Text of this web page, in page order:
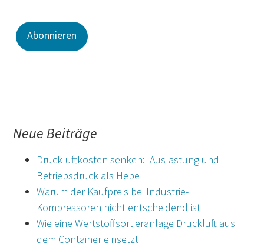
Neue Beiträge
Druckluftkosten senken: Auslastung und
Betriebsdruck als Hebel
Warum der Kaufpreis bei Industrie-
Kompressoren nicht entscheidend ist
Wie eine Wertstoffsortieranlage Druckluft aus
dem Container einsetzt